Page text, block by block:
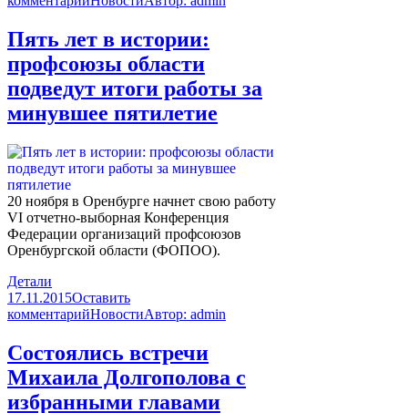
Пять лет в истории:
профсоюзы области
подведут итоги работы за
минувшее пятилетие
20 ноября в Оренбурге начнет свою работу
VI отчетно-выборная Конференция
Федерации организаций профсоюзов
Оренбургской области (ФОПОО).
Детали
17.11.2015Оставить
комментарийНовостиАвтор: admin
Состоялись встречи
Михаила Долгополова с
избранными главами